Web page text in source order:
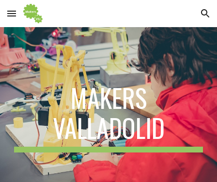
Skip to main content Skip to navigation
MAKERS
VALLADOLID